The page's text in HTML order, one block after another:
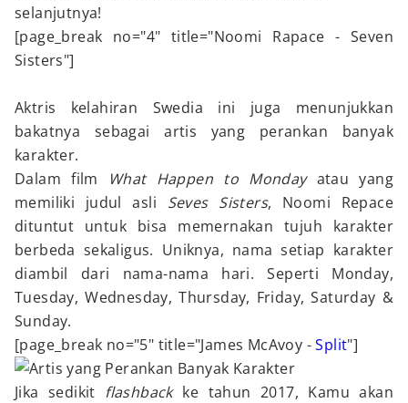
selanjutnya!
[page_break no="4" title="Noomi Rapace - Seven
Sisters"]
Aktris kelahiran Swedia ini juga menunjukkan
bakatnya sebagai artis yang perankan banyak
karakter.
Dalam film
What Happen to Mondayatau yang
memiliki judul asli Seves Sisters, Noomi Repace
dituntut untuk bisa memernakan tujuh karakter
berbeda sekaligus. Uniknya, nama setiap karakter
diambil dari nama-nama hari. Seperti Monday,
Tuesday, Wednesday, Thursday, Friday, Saturday &
Sunday.
[page_break no="5" title="James McAvoy -Split"]
Jika sedikit flashbackke tahun 2017, Kamu akan